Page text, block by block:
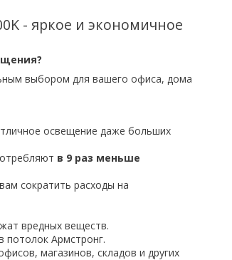
- яркое и экономичное
выбором для вашего офиса, дома
освещение даже больших
в 9 раз меньше
сократить расходы на
вредных веществ.
потолок Армстронг.
магазинов, складов и других